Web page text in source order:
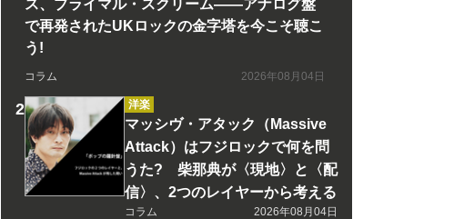
ス、プライマル・スクリーム――アナログ盤
で再発されたUKロックの金字塔を今こそ聴こ
う!
コラム 2026年08月04日
洋楽
マッシヴ・アタック（Massive
Attack）はフジロックで何を問
うた? 柴那典が〈現地〉と〈配
信〉、2つのレイヤーから考える
コラム
2026年08月04日